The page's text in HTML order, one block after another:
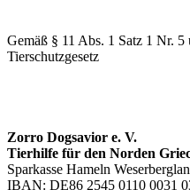
Gemäß § 11 Abs. 1 Satz 1 Nr. 5
Tierschutzgesetz
Zorro Dogsavior e. V.
Tierhilfe für den Norden
Sparkasse Hameln
IBAN: DE86 2545 0110 0031